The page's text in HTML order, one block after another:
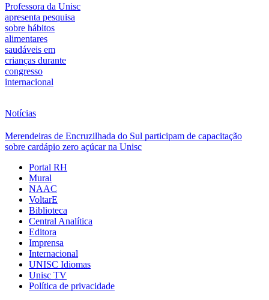
Professora da Unisc
apresenta pesquisa
sobre hábitos
alimentares
saudáveis em
crianças durante
congresso
internacional
Notícias
Merendeiras de Encruzilhada do Sul participam de capacitação
sobre cardápio zero açúcar na Unisc
Portal RH
Mural
NAAC
VoltarE
Biblioteca
Central Analítica
Editora
Imprensa
Internacional
UNISC Idiomas
Unisc TV
Política de privacidade